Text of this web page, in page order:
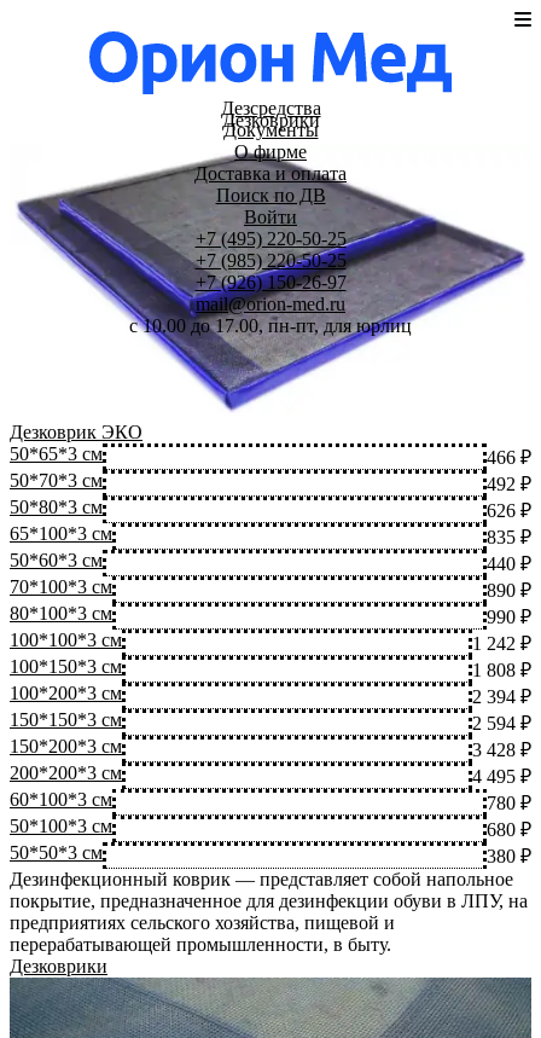
Дезсредства
Документы
О фирме
Доставка и оплата
Поиск по ДВ
Войти
+7 (495) 220-50-25
+7 (985) 220-50-25
+7 (926) 150-26-97
mail@orion-med.ru
c 10.00 до 17.00, пн-пт, для юрлиц
Дезковрики
Дезковрик ЭКО
50*65*3 см
466 ₽
50*70*3 см
492 ₽
50*80*3 см
626 ₽
65*100*3 см
835 ₽
50*60*3 см
440 ₽
70*100*3 см
890 ₽
80*100*3 см
990 ₽
100*100*3 см
1 242 ₽
100*150*3 см
1 808 ₽
100*200*3 см
2 394 ₽
150*150*3 см
2 594 ₽
150*200*3 см
3 428 ₽
200*200*3 см
4 495 ₽
60*100*3 см
780 ₽
50*100*3 см
680 ₽
50*50*3 см
380 ₽
Дезинфекционный коврик — представляет собой напольное
покрытие, предназначенное для дезинфекции обуви в ЛПУ, на
предприятиях сельского хозяйства, пищевой и
перерабатывающей промышленности, в быту.
Дезковрики